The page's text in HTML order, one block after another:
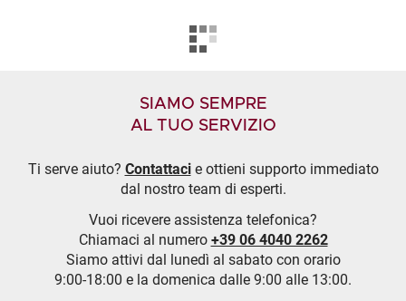
SIAMO SEMPRE
AL TUO SERVIZIO
Ti serve aiuto? Contattacie ottieni supporto immediato
dal nostro team di esperti.
Vuoi ricevere assistenza telefonica?
Chiamaci al numero +39 06 4040 2262
Siamo attivi dal lunedì al sabato con orario
9:00-18:00 e la domenica dalle 9:00 alle 13:00.